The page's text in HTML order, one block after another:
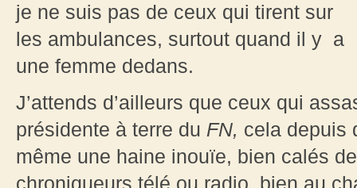
je ne suis pas de ceux qui tirent sur
les ambulances, surtout quand il y a
une femme dedans.
J’attends d’ailleurs que ceux qui
présidente à terre du FN, cela depuis
même une haine inouïe, bien calés
chroniqueurs télé ou radio, bien au